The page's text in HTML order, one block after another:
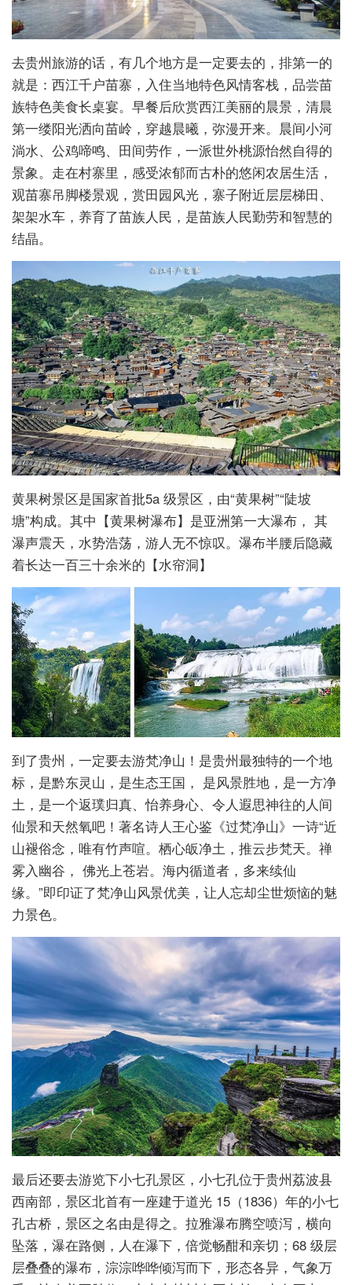
去贵州旅游的话，有几个地方是一定要去的，排第一的
就是：西江千户苗寨，入住当地特色风情客栈，品尝苗
族特色美食长桌宴。早餐后欣赏西江美丽的晨景，清晨
第一缕阳光洒向苗岭，穿越晨曦，弥漫开来。晨间小河
淌水、公鸡啼鸣、田间劳作，一派世外桃源怡然自得的
景象。走在村寨里，感受浓郁而古朴的悠闲农居生活，
观苗寨吊脚楼景观，赏田园风光，寨子附近层层梯田、
架架水车，养育了苗族人民，是苗族人民勤劳和智慧的
结晶。
黄果树景区是国家首批5a 级景区，由“黄果树”“陡坡
塘”构成。其中【黄果树瀑布】是亚洲第一大瀑布， 其
瀑声震天，水势浩荡，游人无不惊叹。瀑布半腰后隐藏
着长达一百三十余米的【水帘洞】
到了贵州，一定要去游梵净山！是贵州最独特的一个地
标，是黔东灵山，是生态王国， 是风景胜地，是一方净
土，是一个返璞归真、怡养身心、令人遐思神往的人间
仙景和天然氧吧！著名诗人王心鉴《过梵净山》一诗“近
山褪俗念，唯有竹声喧。栖心皈净土，推云步梵天。禅
雾入幽谷， 佛光上苍岩。海内循道者，多来续仙
缘。”即印证了梵净山风景优美，让人忘却尘世烦恼的魅
力景色。
最后还要去游览下小七孔景区，小七孔位于贵州荔波县
西南部，景区北首有一座建于道光 15（1836）年的小七
孔古桥，景区之名由是得之。拉雅瀑布腾空喷泻，横向
坠落，瀑在路侧，人在瀑下，倍觉畅酣和亲切；68 级层
层叠叠的瀑布，淙淙哗哗倾泻而下，形态各异，气象万